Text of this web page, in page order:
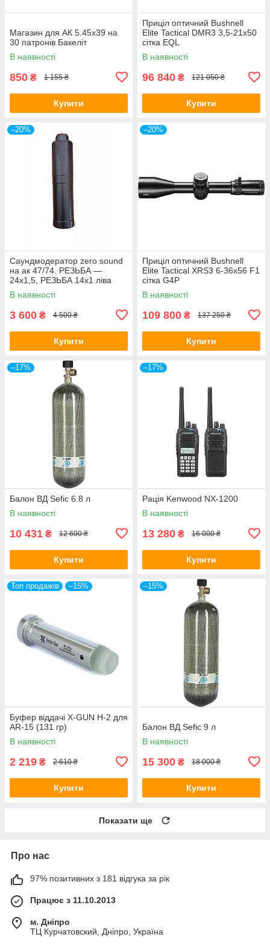
Магазин для АК 5.45х39 на
30 патронів Бакеліт
В наявності
850 ₴ 1 155 ₴
Купити
Приціл оптичний Bushnell
Elite Tactical DMR3 3,5-21x50
сітка EQL
В наявності
96 840 ₴ 121 050 ₴
Купити
–20%
Саундмодератор zero sound
на ак 47/74. РЕЗЬБА —
24х1,5, РЕЗЬБА 14х1 ліва
В наявності
3 600 ₴ 4 500 ₴
Купити
–20%
Приціл оптичний Bushnell
Elite Tactical XRS3 6-36x56 F1
сітка G4P
В наявності
109 800 ₴ 137 250 ₴
Купити
–17%
Балон ВД Sefic 6.8 л
В наявності
10 431 ₴ 12 600 ₴
Купити
–17%
Рація Kenwood NX-1200
В наявності
13 280 ₴ 16 000 ₴
Купити
Топ продажів –15%
Буфер віддачі X-GUN H-2 для
AR-15 (131 гр)
В наявності
2 219 ₴ 2 610 ₴
Купити
–15%
Балон ВД Sefic 9 л
В наявності
15 300 ₴ 18 000 ₴
Купити
Показати ще
Про нас
97% позитивних з 181 відгука за рік
Працює з 11.10.2013
м. Дніпро
ТЦ Курчатовский, Дніпро, Україна